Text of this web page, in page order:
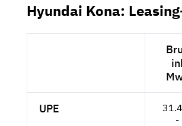
Hyundai Kona:
UPE
-